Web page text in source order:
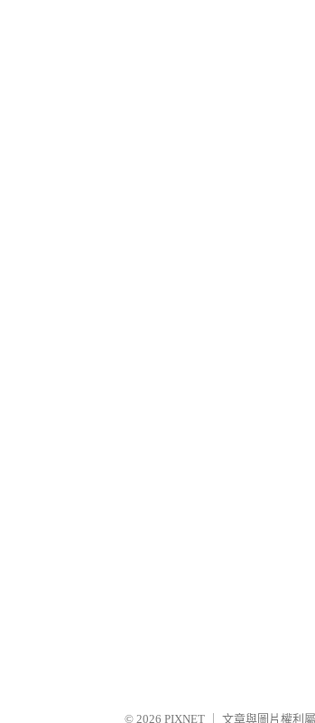
© 2026 PIXNET 文章與圖片權利